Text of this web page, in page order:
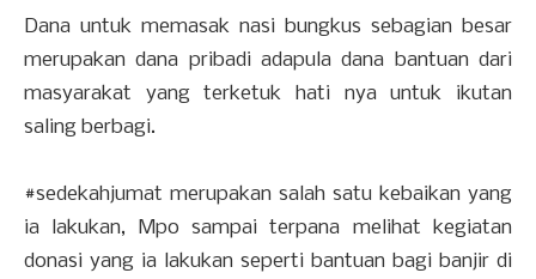
Dana untuk memasak nasi bungkus sebagian besar
merupakan dana pribadi adapula dana bantuan dari
masyarakat yang terketuk hati nya untuk ikutan
saling berbagi.
#sedekahjumat merupakan salah satu kebaikan yang
ia lakukan, Mpo sampai terpana melihat kegiatan
donasi yang ia lakukan seperti bantuan bagi banjir di